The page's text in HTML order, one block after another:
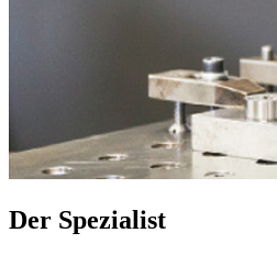
Der Spezialist